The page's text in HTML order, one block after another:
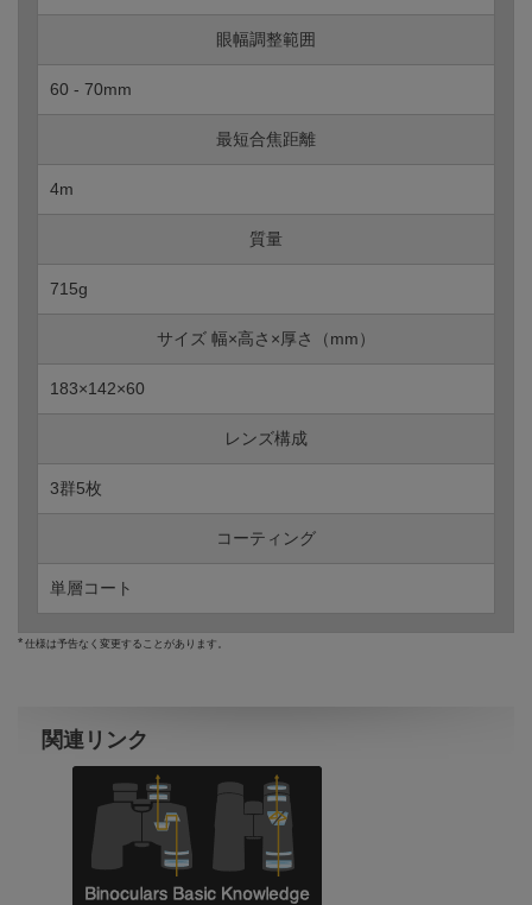
眼幅調整範囲
60 - 70mm
最短合焦距離
4m
質量
715g
サイズ 幅×高さ×厚さ（mm）
183×142×60
レンズ構成
3群5枚
コーティング
単層コート
仕様は予告なく変更することがあります。
関連リンク